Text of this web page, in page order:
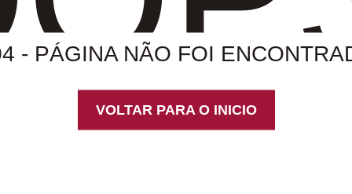
- PÁGINA NÃO FOI
VOLTAR PARA O INICIO